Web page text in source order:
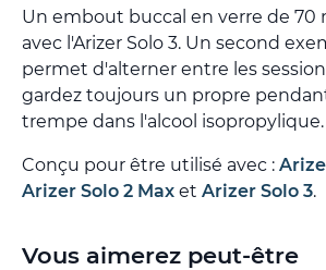
Un embout buccal en verre de 70
avec l'Arizer Solo 3. Un second
permet d'alterner entre les
gardez toujours un propre
trempe dans l'alcool isopropylique.
Conçu pour être utilisé avec :
Arizer Solo 2 Max et Arizer Solo 3.
Vous aimerez peut-être